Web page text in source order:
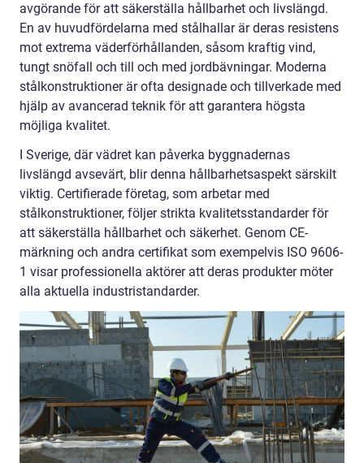
avgörande för att säkerställa hållbarhet och livslängd.
En av huvudfördelarna med stålhallar är deras resistens
mot extrema väderförhållanden, såsom kraftig vind,
tungt snöfall och till och med jordbävningar. Moderna
stålkonstruktioner är ofta designade och tillverkade med
hjälp av avancerad teknik för att garantera högsta
möjliga kvalitet.
I Sverige, där vädret kan påverka byggnadernas
livslängd avsevärt, blir denna hållbarhetsaspekt särskilt
viktig. Certifierade företag, som arbetar med
stålkonstruktioner, följer strikta kvalitetsstandarder för
att säkerställa hållbarhet och säkerhet. Genom CE-
märkning och andra certifikat som exempelvis ISO 9606-
1 visar professionella aktörer att deras produkter möter
alla aktuella industristandarder.